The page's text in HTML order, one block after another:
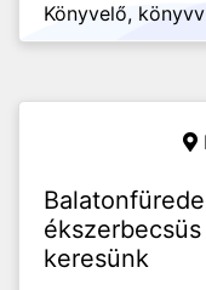
Könyvelő,
keresünk